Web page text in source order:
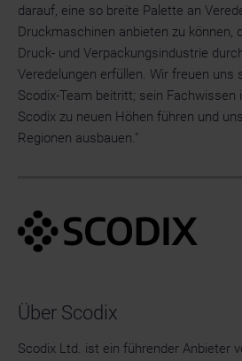
darauf, eine so breite Palette an
Druckmaschinen anbieten zu können,
Druck- und Verpackungsindustrie
Veredelungen erfüllen. Wir freuen uns
Scodix-Team beitritt; sein Fachwissen
Scodix zu neuen Höhen führen und
Regionen ausbauen."
Über Scodix
Scodix Ltd. ist ein führender Anbieter